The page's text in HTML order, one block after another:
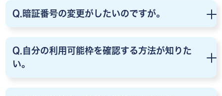
Q.暗証番号の変更がしたいのですが。
Q.自分の利用可能枠を確認する方法が知りた
い。